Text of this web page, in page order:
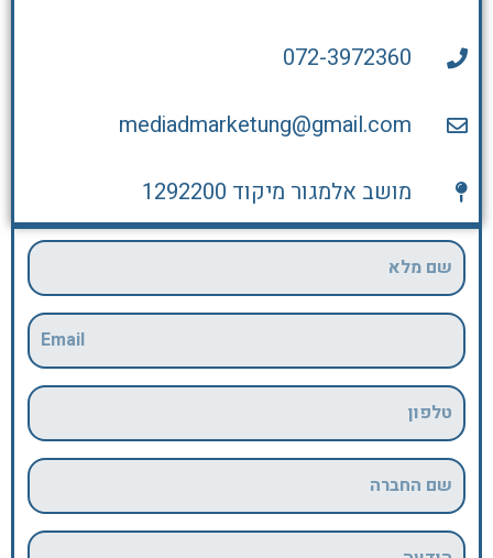
072-3972360
mediadmarketung@gmail.com
מושב אלמגור מיקוד 1292200